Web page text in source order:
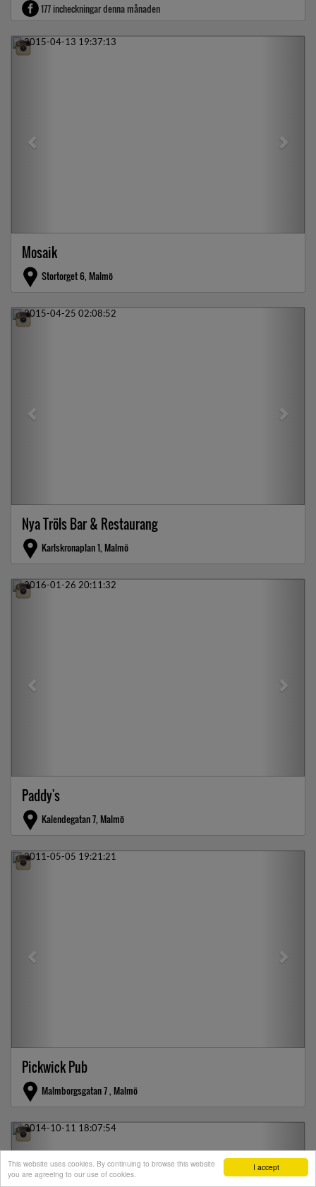
I accept
This website uses cookies. By continuing to browse this website
you are agreeing to our use of cookies.
177 incheckningar denna månaden
Previous
Mosaik
Stortorget 6, Malmö
Previous
Nya Tröls Bar & Restaurang
Karlskronaplan 1, Malmö
Previous
Paddy's
Kalendegatan 7, Malmö
Previous
Pickwick Pub
Malmborgsgatan 7 , Malmö
Previous